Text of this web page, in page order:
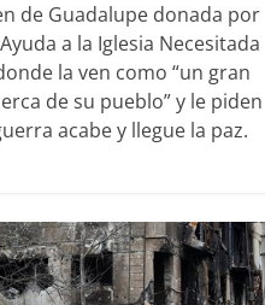
de Guadalupe donada por
a la Iglesia Necesitada
la ven como “un gran
de su pueblo” y le piden
acabe y llegue la paz.